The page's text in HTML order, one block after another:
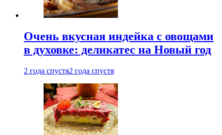
Очень вкусная индейка с овощами
в духовке: деликатес на Новый год
2 года спустя2 года спустя